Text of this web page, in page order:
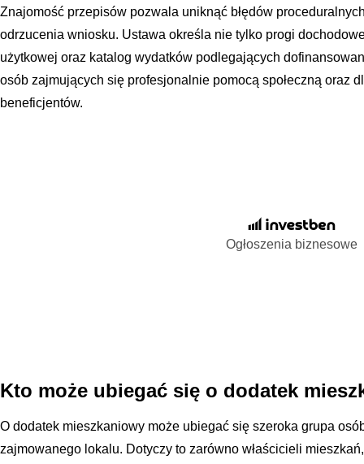
Znajomość przepisów pozwala uniknąć błędów
odrzucenia wniosku. Ustawa określa nie tylko progi
użytkowej oraz katalog wydatków podlegających
osób zajmujących się profesjonalnie pomocą społeczną oraz
beneficjentów.
Ogłoszenia biznesowe
Kto może ubiegać się o dodatek
O dodatek mieszkaniowy może ubiegać się szeroka grupa
zajmowanego lokalu. Dotyczy to zarówno właścicieli